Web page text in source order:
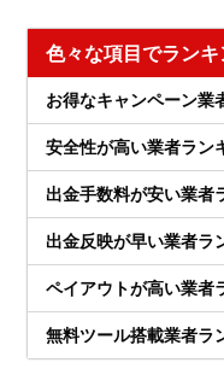
色々な項目でラン
お得なキャンペーン業
安全性が高い業者ラン
出金手数料が安い業者
出金反映が早い業者ラ
ペイアウトが高い業者
無料ツール搭載業者ラ